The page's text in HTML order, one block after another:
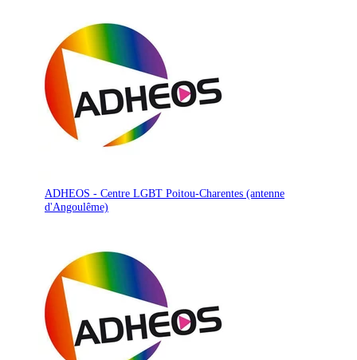
ADHEOS - Centre LGBT Poitou-Charentes (antenne
d'Angoulême)